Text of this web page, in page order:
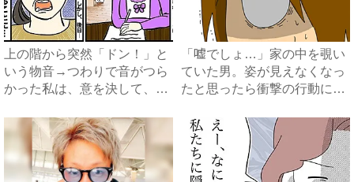
上の階から突然「ドン！」と
いう物音→つわりで音がつら
かった私は、意を決して、手
「嘘でしょ…」家の中を覗い
ていた男。姿が見えなくなっ
たと思ったら衝撃の行動に…